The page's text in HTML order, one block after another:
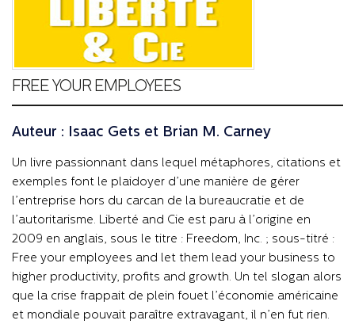
FREE YOUR EMPLOYEES
Auteur : Isaac Gets et Brian M. Carney
Un livre passionnant dans lequel métaphores, citations et
exemples font le plaidoyer d’une manière de gérer
l’entreprise hors du carcan de la bureaucratie et de
l’autoritarisme. Liberté and Cie est paru à l’origine en
2009 en anglais, sous le titre : Freedom, Inc. ; sous-titré :
Free your employees and let them lead your business to
higher productivity, profits and growth. Un tel slogan alors
que la crise frappait de plein fouet l’économie américaine
et mondiale pouvait paraître extravagant, il n’en fut rien.